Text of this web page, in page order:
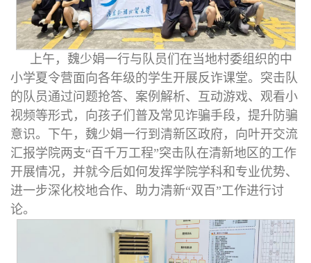
上午，魏少娟一行与队员们在当地村委组织的中
小学夏令营面向各年级的学生开展反诈课堂。突击队
的队员通过问题抢答、案例解析、互动游戏、观看小
视频等形式，向孩子们普及常见诈骗手段，提升防骗
意识。下午，魏少娟一行到清新区政府，向叶开交流
汇报学院两支“百千万工程”突击队在清新地区的工作
开展情况，并就今后如何发挥学院学科和专业优势、
进一步深化校地合作、助力清新“双百”工作进行讨
论。